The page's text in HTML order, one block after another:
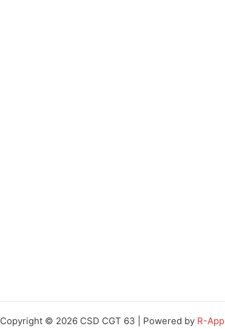
Copyright © 2026 CSD CGT 63 | Powered by R-App